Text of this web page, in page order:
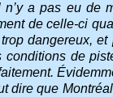
n’y a pas eu
de celle-ci
dangereux,
conditions de
dire que